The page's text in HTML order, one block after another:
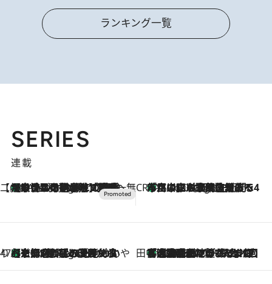
ランキング一覧
SERIES
連載
【CREA×星野リゾート】唯一無二。癒しと発見が待つ場所へ
5 Hours Ago
【トンボの足水浴】ヒノキの香りに包まれて涼感マックス！約13℃の湧水かけ流しを避暑地「星野温泉 トンボの湯」で体験 CREA'S CHOICE
7 Hours Ago
「立川にも歌舞伎があるんだよ」 片岡仁左衛門・市川中車ら豪華座組みで4年目の立川立飛歌舞伎へ
47都道府県の手みやげ ひんやりスイーツで夏を満喫
7 Hours Ago
【京都府】この夏絶対食べたい 冷やしておいしいおやつ3選 ひと口目から心を掴む新緑のテリーヌ 田中稲の勝手に再ブーム
2026.8.7
「湘南乃風に憧れて」観客大盛上がりの“タオル回し”に、ラッパー顔負けの高速歌唱まで…さだまさし（74）のアグレッシブすぎる現在地